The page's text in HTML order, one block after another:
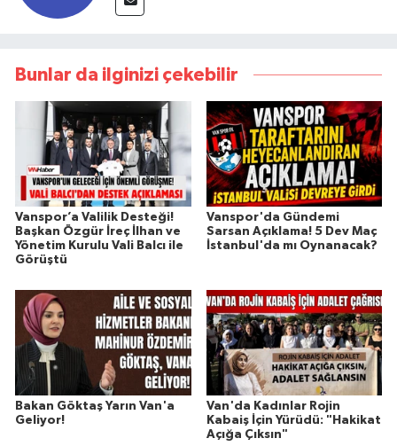
Bunlar da ilginizi çekebilir
Vanspor’a Valilik Desteği!
Başkan Özgür İreç İlhan ve
Yönetim Kurulu Vali Balcı ile
Görüştü
Vanspor'da Gündemi
Sarsan Açıklama! 5 Dev Maç
İstanbul'da mı Oynanacak?
Bakan Göktaş Yarın Van'a
Geliyor!
Van'da Kadınlar Rojin
Kabaiş İçin Yürüdü: "Hakikat
Açığa Çıksın"